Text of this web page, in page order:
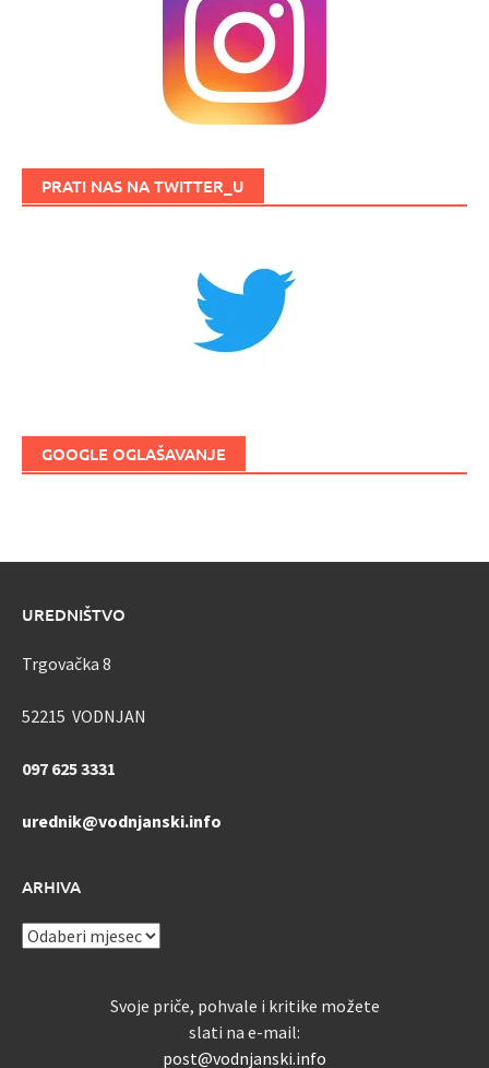
PRATI NAS NA TWITTER_U
GOOGLE OGLAŠAVANJE
UREDNIŠTVO
Trgovačka 8
52215 VODNJAN
097 625 3331
urednik@vodnjanski.info
ARHIVA
ARHIVA
Svoje priče, pohvale i kritike možete
slati na e-mail:
post@vodnjanski.info